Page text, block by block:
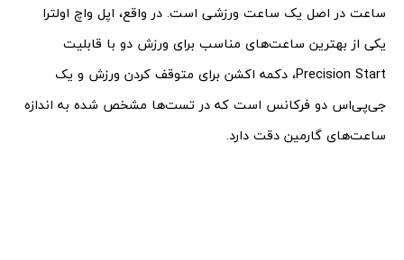
ساعت در اصل یک ساعت ورزشی است. در واقع، اپل واچ اولترا
یکی از بهترین ساعت‌های مناسب برای ورزش دو با قابلیت
Precision Start، دکمه اکشن برای متوقف کردن ورزش و یک
جی‌پی‌اس دو فرکانس است که در تست‌ها مشخص شده به اندازه
ساعت‌های گارمین دقت دارد.